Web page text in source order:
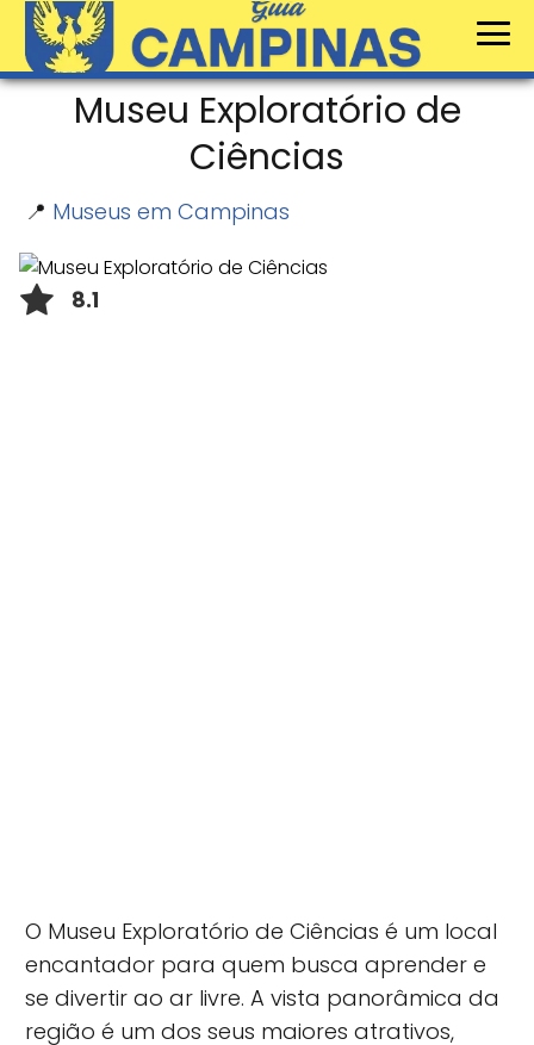
Museu Exploratório de
Ciências
📍 Museus em Campinas
8.1
O Museu Exploratório de Ciências é um local
encantador para quem busca aprender e
se divertir ao ar livre. A vista panorâmica da
região é um dos seus maiores atrativos,